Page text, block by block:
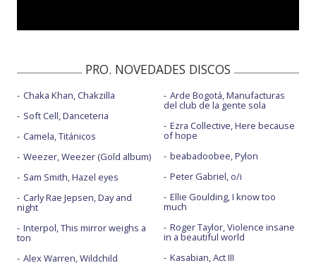
PRO. NOVEDADES DISCOS
Chaka Khan, Chakzilla
Soft Cell, Danceteria
Camela, Titánicos
Weezer, Weezer (Gold album)
Sam Smith, Hazel eyes
Carly Rae Jepsen, Day and
night
Interpol, This mirror weighs a
ton
Alex Warren, Wildchild
Arde Bogotá, Manufacturas
del club de la gente sola
Ezra Collective, Here because
of hope
beabadoobee, Pylon
Peter Gabriel, o/i
Ellie Goulding, I know too
much
Roger Taylor, Violence insane
in a beautiful world
Kasabian, Act III